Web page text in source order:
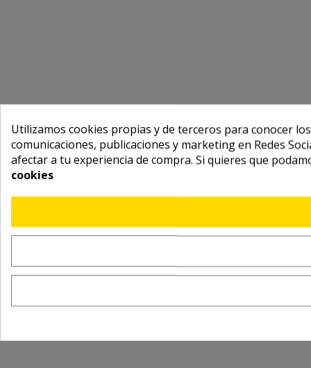
Utilizamos cookies propias y de terceros para conocer
comunicaciones, publicaciones y marketing en Redes
afectar a tu experiencia de compra. Si quieres que
cookies